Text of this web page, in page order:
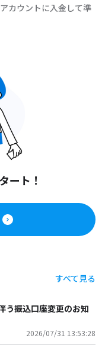
カウントに入金して準
ート！
すべて見る
う振込口座変更のお知
2026/07/31 13:53:28